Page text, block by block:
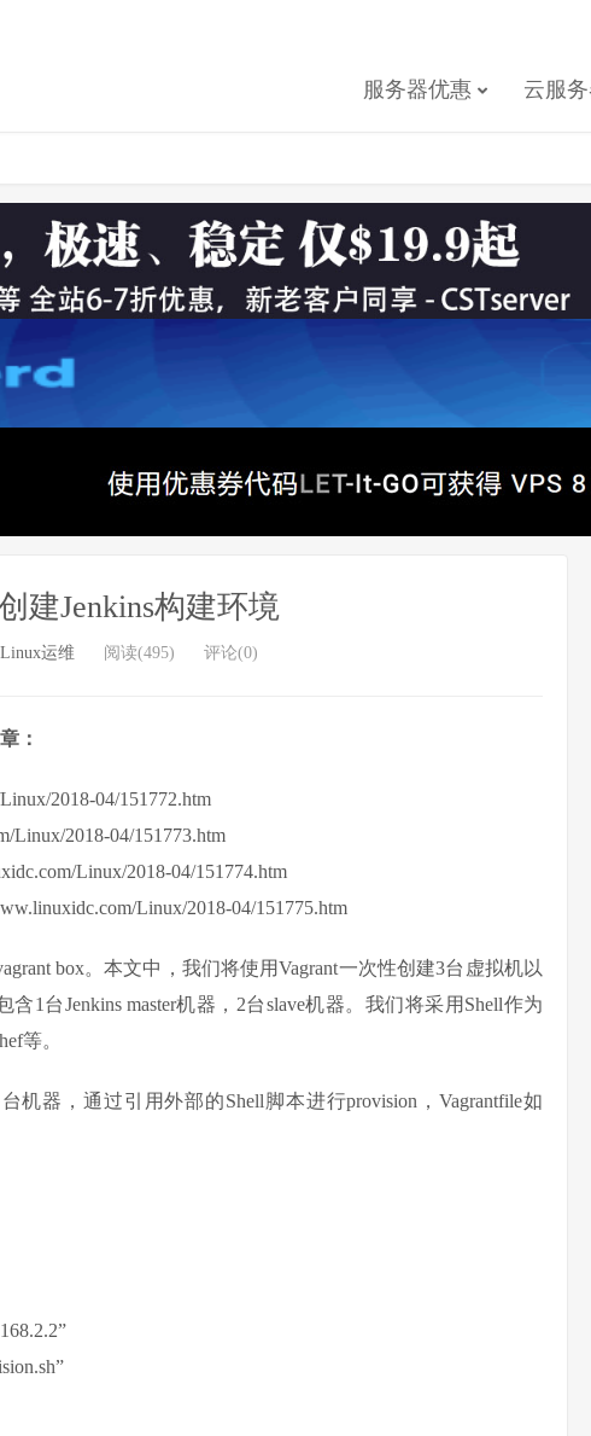
服务器优惠 云服
建Jenkins构建环境
Linux运维 阅读(495) 评论(0)
：
2018-04/151772.htm
Linux/2018-04/151773.htm
Linux/2018-04/151774.htm
Linux/2018-04/151775.htm
box。本文中，我们将使用Vagrant一次性创建3台虚拟机以
含1台Jenkins master机器，2台slave机器。我们将采用Shell作为
等。
机器，通过引用外部的Shell脚本进行provision，Vagrantfile如